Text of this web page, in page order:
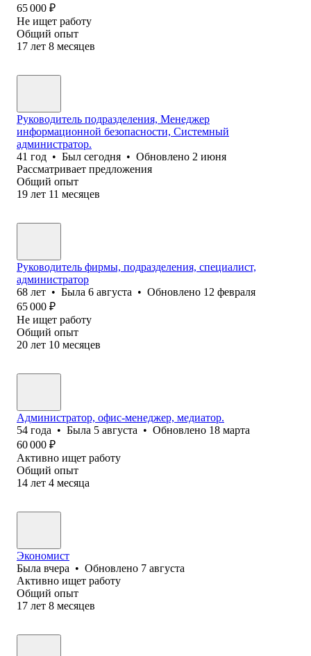
65 000 ₽
Не ищет работу
Общий опыт
17 лет 8 месяцев
Руководитель подразделения, Менеджер
информационной безопасности, Системный
администратор.
41 год • Был сегодня • Обновлено 2 июня
Рассматривает предложения
Общий опыт
19 лет 11 месяцев
Руководитель фирмы, подразделения, специалист,
администратор
68 лет • Была 6 августа • Обновлено 12 февраля
65 000 ₽
Не ищет работу
Общий опыт
20 лет 10 месяцев
Администратор, офис-менеджер, медиатор.
54 года • Была 5 августа • Обновлено 18 марта
60 000 ₽
Активно ищет работу
Общий опыт
14 лет 4 месяца
Экономист
Была вчера • Обновлено 7 августа
Активно ищет работу
Общий опыт
17 лет 8 месяцев